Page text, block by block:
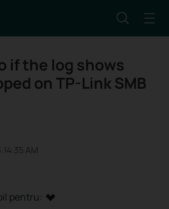
if the log shows
on TP-Link SMB
AM
pentru: